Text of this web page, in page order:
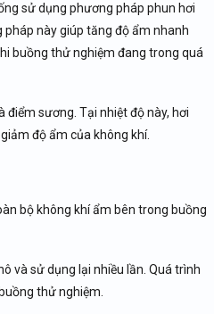
sử dụng phương pháp phun hơi
này giúp tăng độ ẩm nhanh
buồng thử nghiệm đang trong quá
sương. Tại nhiệt độ này, hơi
độ ẩm của không khí.
bộ không khí ẩm bên trong buồng
và sử dụng lại nhiều lần. Quá trình
thử nghiệm.